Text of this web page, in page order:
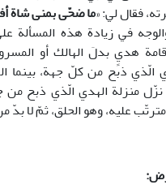
فقال لي: «ما ضحّى بمنى شاة
في زيادة هذه المسألة
هديٍ بدلَ الهالك أو
الّذي ذبح من كلّ جهة، بينما
منزلة الهدي الّذي ذبح من
عليه، وهو الحلق، ثمّ لا بدّ